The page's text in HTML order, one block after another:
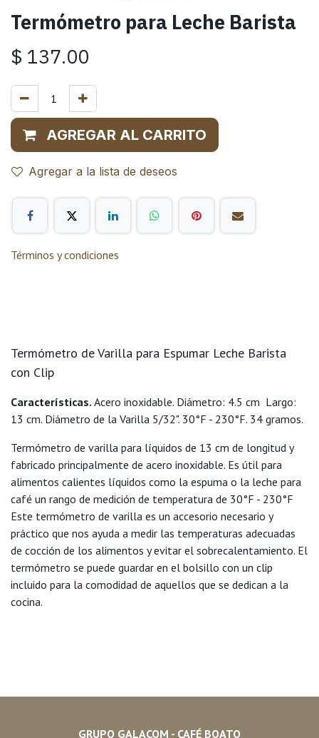
Termómetro para Leche Barista
$ 137.00
AGREGAR AL CARRITO
Agregar a la lista de deseos
Términos y condiciones
Termómetro de Varilla para Espumar Leche Barista
con Clip
Características. Acero inoxidable. Diámetro: 4.5 cm Largo:
13 cm. Diámetro de la Varilla 5/32". 30°F - 230°F. 34 gramos.
Termómetro de varilla para líquidos de 13 cm de longitud y
fabricado principalmente de acero inoxidable. Es útil para
alimentos calientes líquidos como la espuma o la leche para
café un rango de medición de temperatura de 30°F - 230°F
Este termómetro de varilla es un accesorio necesario y
práctico que nos ayuda a medir las temperaturas adecuadas
de cocción de los alimentos y evitar el sobrecalentamiento. El
termómetro se puede guardar en el bolsillo con un clip
incluido para la comodidad de aquellos que se dedican a la
cocina.
GRUPO GALACOM - CAFÉ BOATO